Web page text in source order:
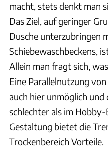
macht, stets denkt man
Das Ziel, auf geringer
Dusche unterzubringen
Schiebewaschbeckens,
Allein man fragt sich,
Eine Parallelnutzung
auch hier unmöglich
schlechter als im
Gestaltung bietet die
Trockenbereich Vorteile.